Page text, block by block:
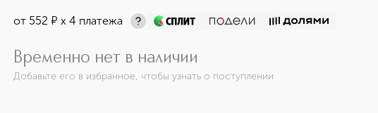
от 552 ¤ х 4 платежа
Временно нет в наличии
Добавьте его в избранное, чтобы узнать о поступлении